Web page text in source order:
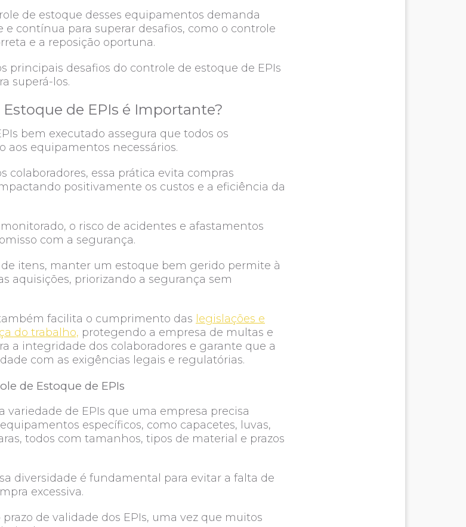
de estoque desses equipamentos demanda
e contínua para superar desafios, como o controle
e a reposição oportuna.
principais desafios do controle de estoque de EPIs
superá-los.
de EPIs é Importante?
bem executado assegura que todos os
aos equipamentos necessários.
colaboradores, essa prática evita compras
positivamente os custos e a eficiência da
o risco de acidentes e afastamentos
com a segurança.
itens, manter um estoque bem gerido permite à
aquisições, priorizando a segurança sem
facilita o cumprimento das legislações e
do trabalho, protegendo a empresa de multas e
a integridade dos colaboradores e garante que a
com as exigências legais e regulatórias.
de Estoque de EPIs
variedade de EPIs que uma empresa precisa
específicos, como capacetes, luvas,
todos com tamanhos, tipos de material e prazos
diversidade é fundamental para evitar a falta de
excessiva.
de validade dos EPIs, uma vez que muitos